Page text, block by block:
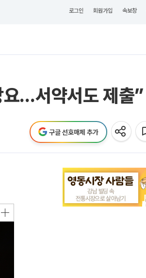
로그인 회원가입 속보창
요…서약서도 제출”
구글 선호매체 추가